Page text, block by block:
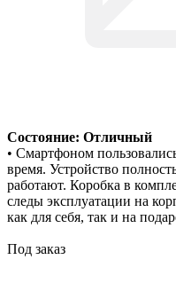
Состояние: Отличный
• Смартфоном
время. Устройство
работают. Коробка в
следы эксплуатации на
как для себя, так и на
Под заказ